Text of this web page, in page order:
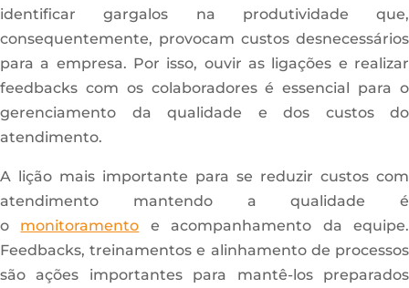
identificar gargalos na produtividade que,
consequentemente, provocam custos desnecessários
para a empresa. Por isso, ouvir as ligações e realizar
feedbacks com os colaboradores é essencial para o
gerenciamento da qualidade e dos custos do
atendimento.
A lição mais importante para se reduzir custos com
atendimento mantendo a qualidade é
o monitoramento e acompanhamento da equipe.
Feedbacks, treinamentos e alinhamento de processos
são ações importantes para mantê-los preparados